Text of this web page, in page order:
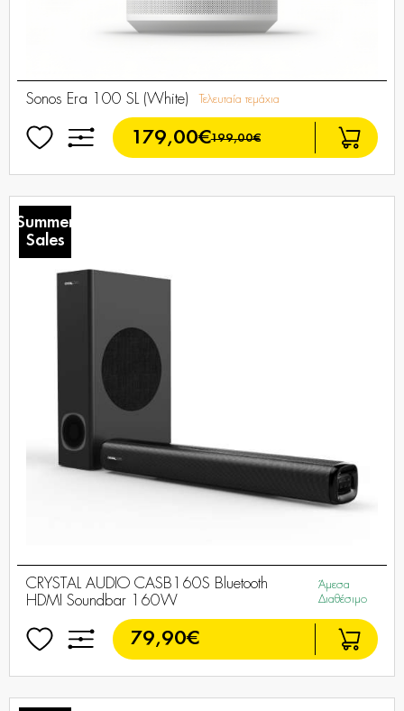
Sonos Era 100 SL (White) Τελευταία τεμάχια
179,00€199,00€
Summer
Sales
CRYSTAL AUDIO CASB160S Bluetooth
HDMI Soundbar 160W
Άμεσα
Διαθέσιμο
79,90€